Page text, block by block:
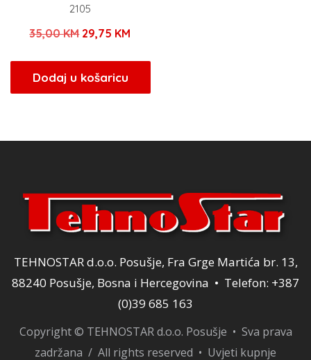
2105
35,00KM Izvorna
bila
je:
29,75 KM
29,75 KM.
Dodaj u košaricu
TEHNOSTAR d.o.o. Posušje, Fra Grge Martića br. 13,
88240 Posušje, Bosna i Hercegovina • Telefon: +387
(0)39 685 163
Copyright © TEHNOSTAR d.o.o. Posušje • Sva prava
zadržana / All rights reserved • Uvjeti kupnje